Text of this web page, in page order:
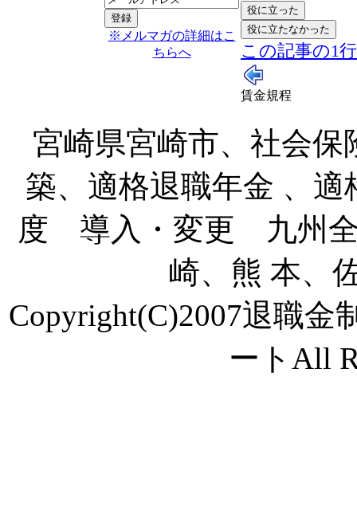
※メルマガの詳細はこ
ちらへ
この記事の1
賃金規程
宮崎県宮崎市、社会
築、適格退職年金 、
度 導入・変更 九州全
崎、熊 本、
Copyright(C)2007退職
ートAll